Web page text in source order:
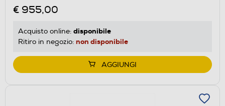
€ 955,00
Acquisto online: disponibile
Ritiro in negozio: non disponibile
AGGIUNGI